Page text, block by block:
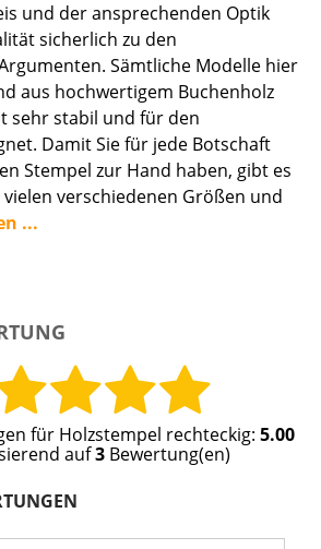
und der ansprechenden Optik
sicherlich zu den
Sämtliche Modelle hier
aus hochwertigem Buchenholz
sehr stabil und für den
Damit Sie für jede Botschaft
Stempel zur Hand haben, gibt es
verschiedenen Größen und
...
für Holzstempel rechteckig: 5.00
auf3 Bewertung(en)